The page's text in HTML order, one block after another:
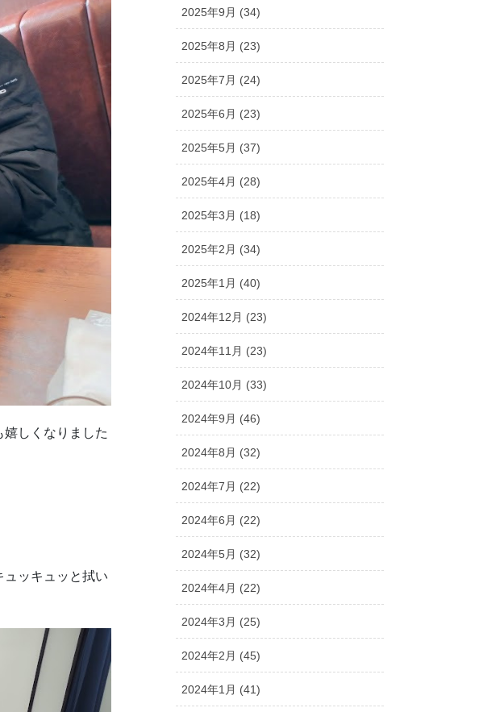
しくなりました
ッキュッと拭い
2025年9月 (34)
2025年8月 (23)
2025年7月 (24)
2025年6月 (23)
2025年5月 (37)
2025年4月 (28)
2025年3月 (18)
2025年2月 (34)
2025年1月 (40)
2024年12月 (23)
2024年11月 (23)
2024年10月 (33)
2024年9月 (46)
2024年8月 (32)
2024年7月 (22)
2024年6月 (22)
2024年5月 (32)
2024年4月 (22)
2024年3月 (25)
2024年2月 (45)
2024年1月 (41)